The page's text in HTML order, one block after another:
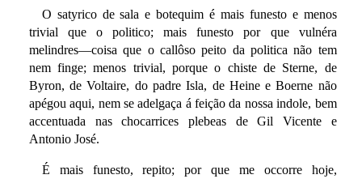
O satyrico de sala e botequim é mais funesto e menos
trivial que o politico; mais funesto por que vulnéra
melindres—coisa que o callôso peito da politica não tem
nem finge; menos trivial, porque o chiste de Sterne, de
Byron, de Voltaire, do padre Isla, de Heine e Boerne não
apégou aqui, nem se adelgaça á feição da nossa indole, bem
accentuada nas chocarrices plebeas de Gil Vicente e
Antonio José.
É mais funesto, repito; por que me occorre hoje,